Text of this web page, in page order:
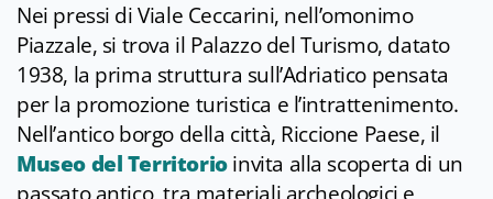
Nei pressi di Viale Ceccarini, nell’omonimo
Piazzale, si trova il Palazzo del Turismo, datato
1938, la prima struttura sull’Adriatico pensata
per la promozione turistica e l’intrattenimento.
Nell’antico borgo della città, Riccione Paese, il
Museo del Territorioinvita alla scoperta di un